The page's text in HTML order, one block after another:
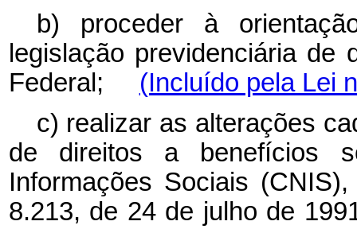
b) proceder à
legislação previdenciária
Federal; (Incluído pela Lei
c) realizar as alterações
de direitos a benefícios
Informações Sociais
8.213, de 24 de julho de